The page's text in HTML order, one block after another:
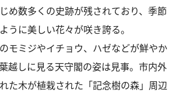
め数多くの史跡が残されており、季節
うに美しい花々が咲き誇る。
モミジやイチョウ、ハゼなどが鮮やか
越しに見る天守閣の姿は見事。市内外
た木が植栽された「記念樹の森」周辺